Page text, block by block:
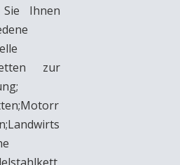
Ihnen
zur